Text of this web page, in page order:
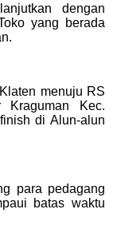
dengan
yang berada
menuju RS
Kraguman Kec.
di Alun-alun
para pedagang
batas waktu